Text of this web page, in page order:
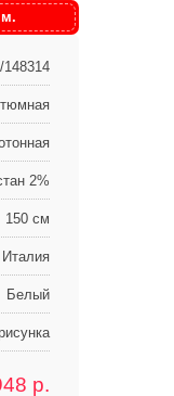
м.
148314
2%
150 см
Италия
Белый
р.